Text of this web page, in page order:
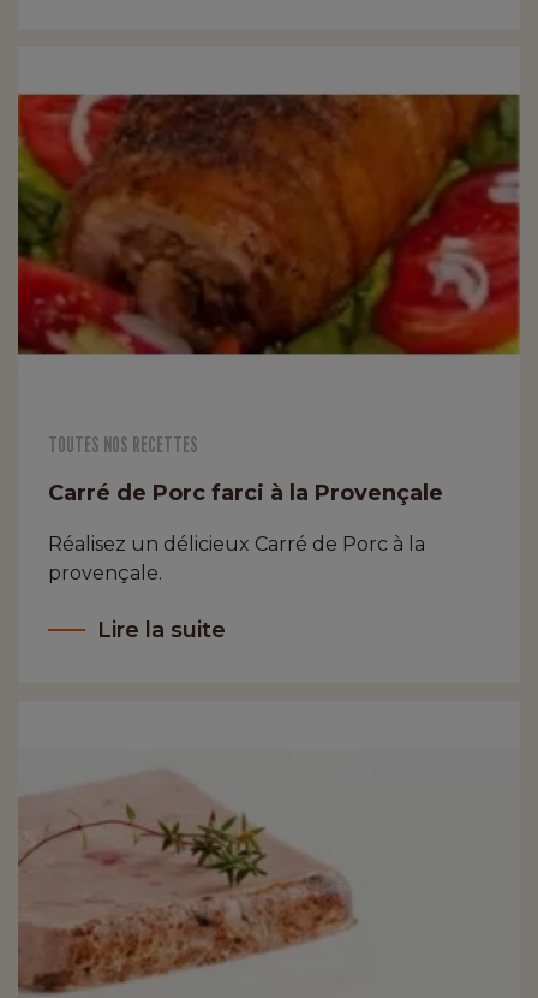
TOUTES NOS RECETTES
Carré de Porc farci à la Provençale
Réalisez un délicieux Carré de Porc à la
provençale.
Lire la suite